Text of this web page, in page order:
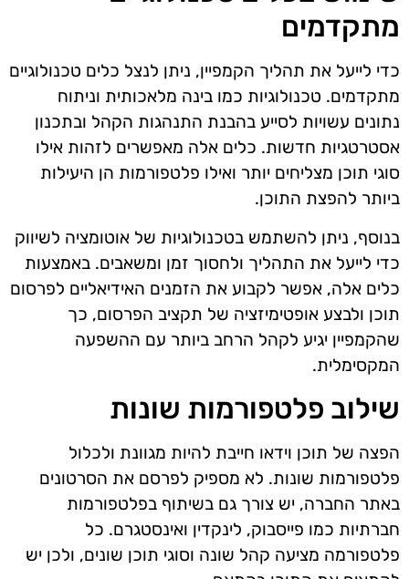
מתקדמים
כדי לייעל את תהליך הקמפיין, ניתן לנצל כלים טכנולוגיים
מתקדמים. טכנולוגיות כמו בינה מלאכותית וניתוח
נתונים עשויות לסייע בהבנת התנהגות הקהל ובתכנון
אסטרטגיות חדשות. כלים אלה מאפשרים לזהות אילו
סוגי תוכן מצליחים יותר ואילו פלטפורמות הן היעילות
ביותר להפצת התוכן.
בנוסף, ניתן להשתמש בטכנולוגיות של אוטומציה לשיווק
כדי לייעל את התהליך ולחסוך זמן ומשאבים. באמצעות
כלים אלה, אפשר לקבוע את הזמנים האידיאליים לפרסום
תוכן ולבצע אופטימיזציה של תקציב הפרסום, כך
שהקמפיין יגיע לקהל הרחב ביותר עם ההשפעה
המקסימלית.
שילוב פלטפורמות שונות
הפצה של תוכן וידאו חייבת להיות מגוונת ולכלול
פלטפורמות שונות. לא מספיק לפרסם את הסרטונים
באתר החברה, יש צורך גם בשיתוף בפלטפורמות
חברתיות כמו פייסבוק, לינקדין ואינסטגרם. כל
פלטפורמה מציעה קהל שונה וסוגי תוכן שונים, ולכן יש